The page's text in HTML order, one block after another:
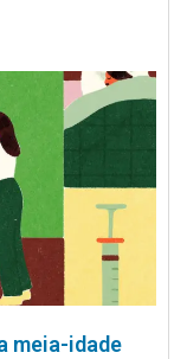
meia-idade